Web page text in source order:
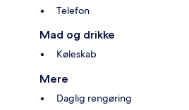
Telefon
Mad og drikke
Køleskab
Mere
Daglig rengøring